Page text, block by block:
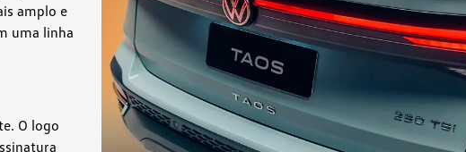
amplo e
uma linha
O logo